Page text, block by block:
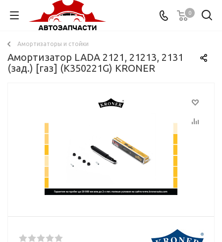
0
Амортизаторы и стойки
Амортизатор LADA 2121, 21213, 2131
(зад.) [газ] (K350221G) KRONER